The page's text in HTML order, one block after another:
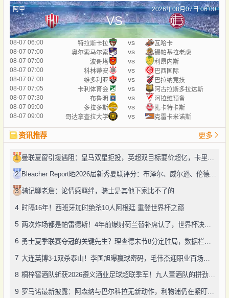
阿甲 2026年08月07日 06:00
VS
08-07 06:00 特拉斯卡拉 vs
瓦哈卡
08-07 07:00
奥尔索马尔索 vs
锡帕基拉老虎
08-07 07:00
波哥塔 vs
利昂内斯
08-07 07:00
科林蒂安 vs
巴西国际
08-07 07:00
维多利亚 vs
巴拉纳竞技
08-07 07:05
卡利体育会 vs
阿古拉斯多拉达斯
08-07 07:30
布鲁明 vs
阿拉维预备
08-07 09:00
多拉多斯 vs
扎卡特卡斯
08-07 09:00
哥达拿查拉大学 vs 克雷卡米诺斯
资讯推荐 更多
1
2 Bleacher Report晒2026届新秀夏联评分：布泽尔、威尔逊、伦德博格摘A
3 骑记聊老詹：论情感羁绊，骑士是其他下家比不了的
4 时隔16年！西班牙加时绝杀10人阿根廷 重登世界杯之巅
5 两次炸场都是帕雷德斯！4年前爆射荷兰替补席认了，世界杯决赛再演冲突
6
7 大连英博3-1双杀泰山！李国旭曝赢球密码，毛伟杰迎职业百场里程碑
8 桐梓窖酒队斩获2026遵义酒业足球超联季军！九人董酒队的拼劲太戳人
9 罗马诺最新披露：阿森纳与巴尔科拉无新动作，利物浦仍在紧盯目标